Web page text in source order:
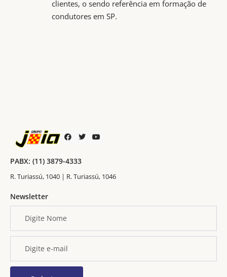
clientes, o sendo referência em formação de
condutores em SP.
PABX: (11) 3879-4333
R. Turiassú, 1040 | R. Turiassú, 1046
Newsletter